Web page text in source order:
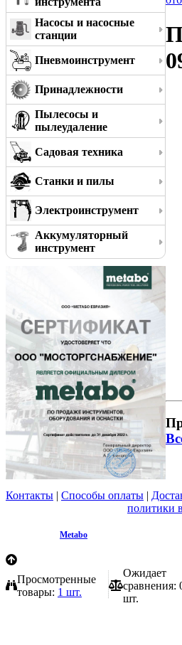
Насосы и насосные
станции
Пневмоинструмент
Принадлежности
Пылесосы и
пылеудаление
Садовая техника
Станки и пилы
Электроинструмент
Аккумуляторный
инструмент
Контакты | Способы оплаты |
политики
Metabo
Просмотренные
товары: 1 шт.
Ожидает
сравнения:
шт.